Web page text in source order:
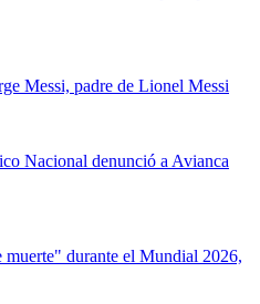
Messi, padre de Lionel Messi
Nacional denunció a Avianca
durante el Mundial 2026,